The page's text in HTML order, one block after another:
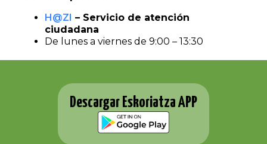
H@ZI – Servicio de atención
ciudadana
De lunes a viernes de 9:00 – 13:30
Descargar Eskoriatza APP